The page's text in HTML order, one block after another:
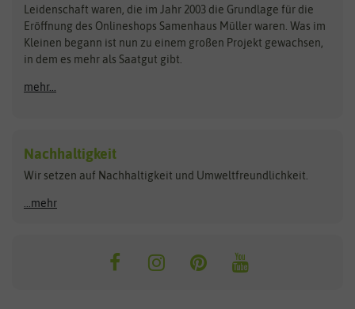
Kataloge
Schnäppchen
Anzucht & Gartenzubehör
Anzuchtschalen
Heizmatte & Heizkabel
Kokos-Quelltabletten
Zimmergewächshaus
Blumicorn
Bûten Birds
Carl Pabst
Fertil
Flora Elite
Florissa
Flortis
Franchi Sementi
Hortitops
JUB Holland
Leidenschaft waren, die im Jahr 2003 die Grundlage für die
Eröffnung des Onlineshops Samenhaus Müller waren. Was im
Kleinen begann ist nun zu einem großen Projekt gewachsen,
in dem es mehr als Saatgut gibt.
mehr...
Nachhaltigkeit
Wir setzen auf Nachhaltigkeit und Umweltfreundlichkeit.
...mehr